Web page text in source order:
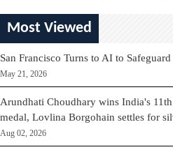
Most Viewed
San Francisco Turns to AI to
May 21, 2026
Arundhati Choudhary wins India's
medal, Lovlina Borgohain settles for
Aug 02, 2026